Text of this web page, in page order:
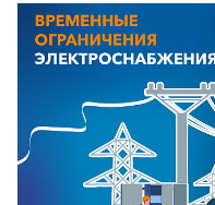
Заказать